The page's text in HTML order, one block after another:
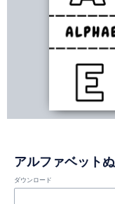
アルファベット
ダウンロード